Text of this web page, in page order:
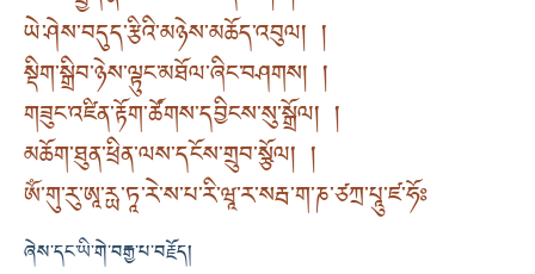
ཡེ་ཤེས་བདུད་རྩིའི་མཉེས་མཆོད་འབུལ། །
སྡིག་སྒྲིབ་ཉེས་ལྟུང་མཐོལ་ཞིང་བཤགས། །
གཟུང་འཛིན་རྟོག་ཚོགས་དབྱིངས་སུ་སྒྲོལ། །
མཆོག་ཐུན་ཕྲིན་ལས་དངོས་གྲུབ་སྩོལ། །
ཨོཾ་གུ་རུ་ཨཱ་རྻ་ཏཱ་རེ་ས་པ་རི་ཝཱ་ར་སརྦ་ག་ཎ་ཙཀྲ་པཱུ་ཛ་ཧོཿ
ཞེས་དང་ཡི་གེ་བརྒྱ་པ་བརྗོད།